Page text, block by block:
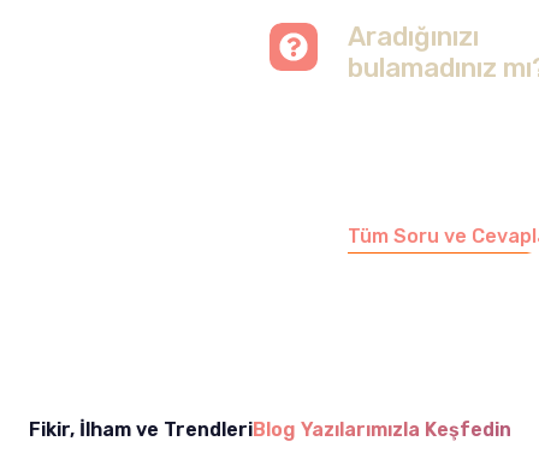
Aradığınızı
bulamadınız
Tüm Soru ve
Fikir, İlham ve TrendleriBlog Yazılarımızla Keşfedin